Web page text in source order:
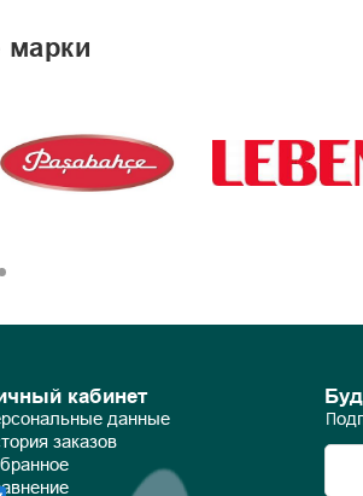
марки
кабинет
данные
заказов